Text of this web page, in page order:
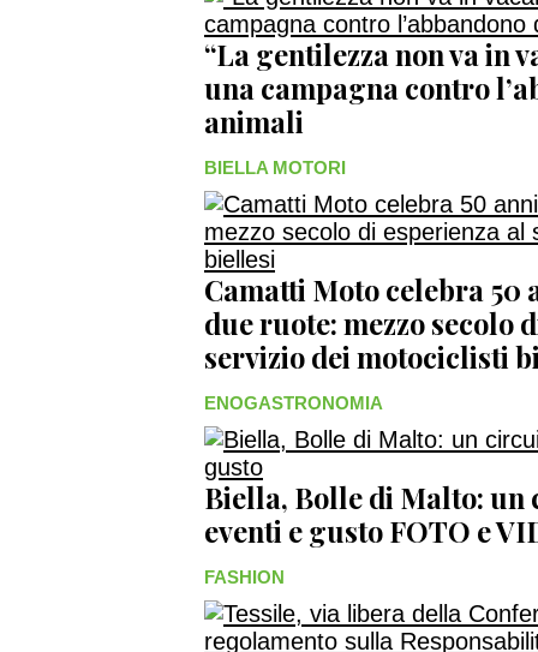
“La gentilezza non va in
una campagna contro
animali
BIELLA MOTORI
Camatti Moto celebra 50
due ruote: mezzo secolo
servizio dei motociclisti
ENOGASTRONOMIA
Biella, Bolle di Malto:
eventi e gusto FOTO e
FASHION